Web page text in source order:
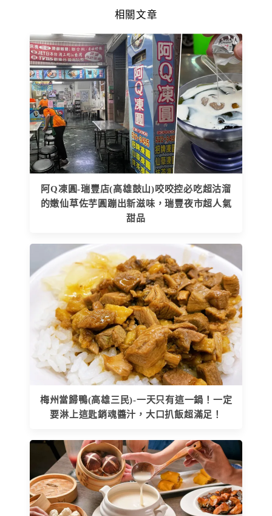
相關文章
阿Q凍圓-瑞豐店(高雄鼓山)咬咬控必吃超沽溜
的嫩仙草佐芋圓蹦出新滋味，瑞豐夜市超人氣
甜品
梅州當歸鴨(高雄三民)-一天只有這一鍋！一定
要淋上這匙銷魂醬汁，大口扒飯超滿足！